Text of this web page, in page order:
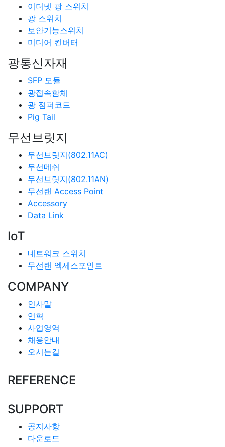
이더넷 광 스위치
광 스위치
보안기능스위치
미디어 컨버터
광통신자재
SFP 모듈
광접속함체
광 점퍼코드
Pig Tail
무선브릿지
무선브릿지(802.11AC)
무선메쉬
무선브릿지(802.11AN)
무선랜 Access Point
Accessory
Data Link
IoT
네트워크 스위치
무선랜 엑세스포인트
COMPANY
인사말
연혁
사업영역
채용안내
오시는길
REFERENCE
SUPPORT
공지사항
다운로드